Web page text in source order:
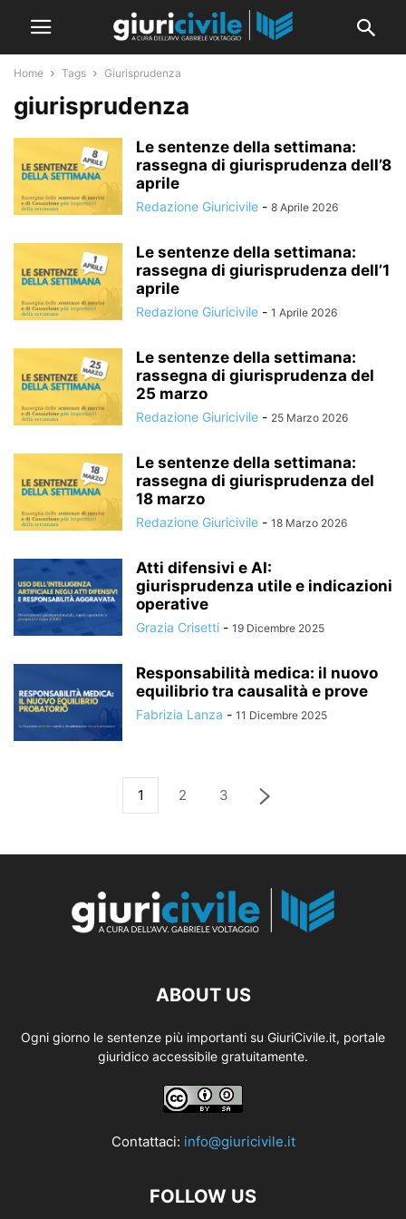
Home Tags Giurisprudenza
giurisprudenza
Le sentenze della settimana:
rassegna di giurisprudenza dell’8
aprile
Redazione Giuricivile - 8 Aprile 2026
Le sentenze della settimana:
rassegna di giurisprudenza dell’1
aprile
Redazione Giuricivile - 1 Aprile 2026
Le sentenze della settimana:
rassegna di giurisprudenza del
25 marzo
Redazione Giuricivile - 25 Marzo 2026
Le sentenze della settimana:
rassegna di giurisprudenza del
18 marzo
Redazione Giuricivile - 18 Marzo 2026
Atti difensivi e AI:
giurisprudenza utile e indicazioni
operative
Grazia Crisetti - 19 Dicembre 2025
Responsabilità medica: il nuovo
equilibrio tra causalità e prove
Fabrizia Lanza - 11 Dicembre 2025
1 2 3
ABOUT US
Ogni giorno le sentenze più importanti su GiuriCivile.it, portale
giuridico accessibile gratuitamente.
Contattaci: info@giuricivile.it
FOLLOW US